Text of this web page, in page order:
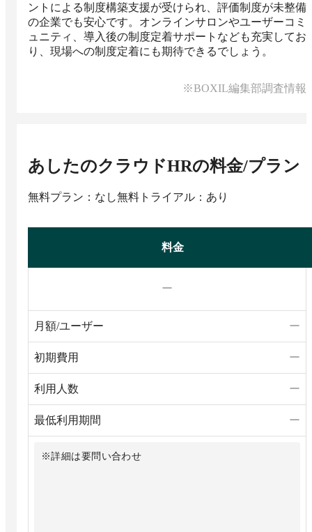
ントによる制度構築支援が受けられ、評価制度が未整備
の企業でも安心です。オンラインサロンやユーザーコミ
ュニティ、導入後の制度定着サポートなども充実してお
り、現場への制度定着にも期待できるでしょう。
※BOXIL編集部調査情報
あしたのクラウドHRの料金/プラン
無料プラン：なし無料トライアル：あり
料金
ー
月額/ユーザー ー
初期費用 ー
利用人数 ー
最低利用期間 ー
※詳細は要問い合わせ